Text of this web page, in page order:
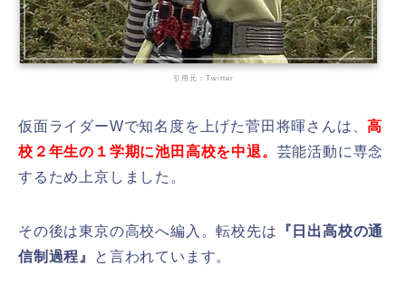
引用元：Twitter
仮面ライダーWで知名度を上げた菅田将暉さんは、高
校２年生の１学期に池田高校を中退。 芸能活動に専念
するため上京しました。
その後は東京の高校へ編入。転校先は 『 日出高校の通
信制過程』
と言われています。